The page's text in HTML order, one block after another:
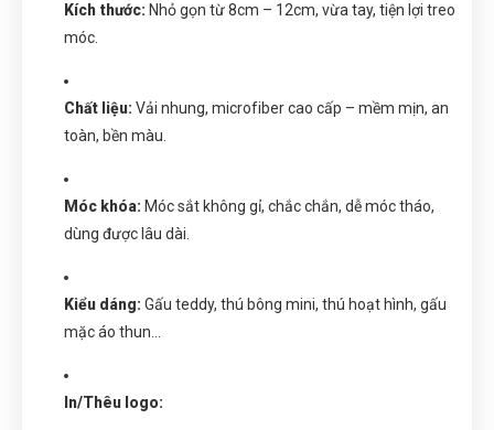
Kích thước: Nhỏ gọn từ 8cm – 12cm, vừa tay, tiện lợi treo
móc.
Chất liệu: Vải nhung, microfiber cao cấp – mềm mịn, an
toàn, bền màu.
Móc khóa: Móc sắt không gỉ, chắc chắn, dễ móc tháo,
dùng được lâu dài.
Kiểu dáng: Gấu teddy, thú bông mini, thú hoạt hình, gấu
mặc áo thun...
In/Thêu logo: